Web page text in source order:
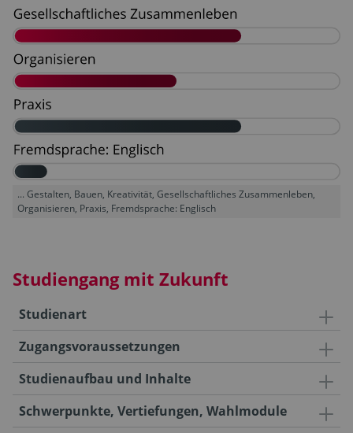
... Gestalten, Bauen, Kreativität, Gesellschaftliches Zusammenleben,
Organisieren, Praxis, Fremdsprache: Englisch
Studiengang mit Zukunft
Studienart
Zugangsvoraussetzungen
Studienaufbau und Inhalte
Schwerpunkte, Vertiefungen, Wahlmodule